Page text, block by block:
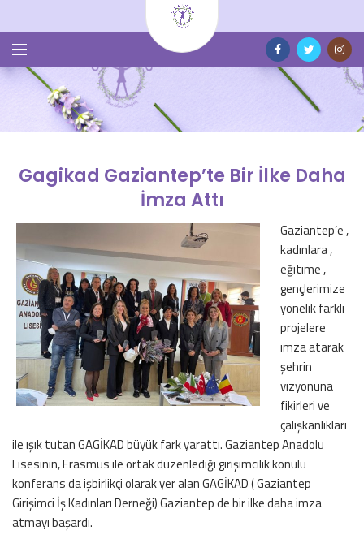
Gagikad Gaziantep’te Bir İlke Daha
İmza Attı
Gaziantep’e ,
kadınlara ,
eğitime ,
gençlerimize
yönelik farklı
projelere
imza atarak
şehrin
vizyonuna
fikirleri ve
çalışkanlıkları
ile ışık tutan GAGİKAD büyük fark yarattı. Gaziantep Anadolu
Lisesinin, Erasmus ile ortak düzenlediği girişimcilik konulu
konferans da işbirlikçi olarak yer alan GAGİKAD ( Gaziantep
Girişimci İş Kadınları Derneği) Gaziantep de bir ilke daha imza
atmayı başardı.